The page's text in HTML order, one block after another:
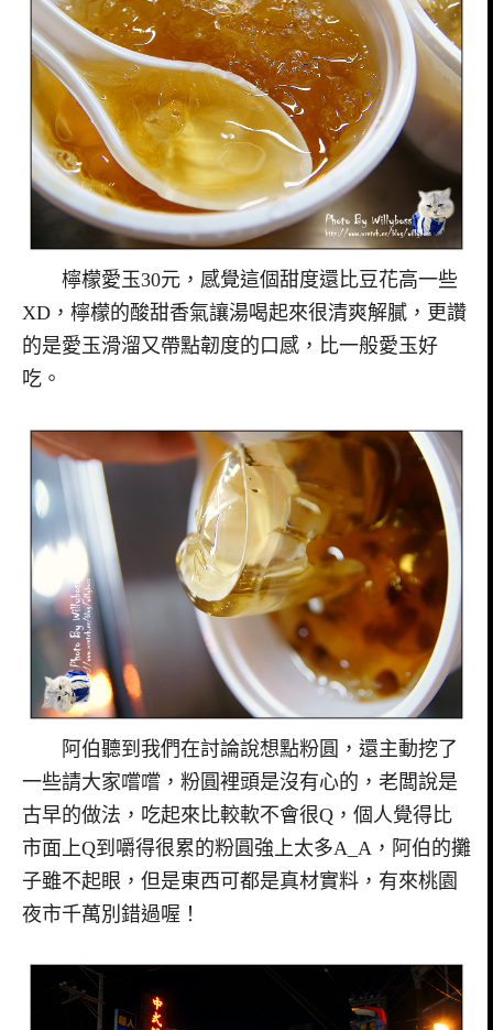
檸檬愛玉30元，感覺這個甜度還比豆花高一些
XD，檸檬的酸甜香氣讓湯喝起來很清爽解膩，更讚
的是愛玉滑溜又帶點韌度的口感，比一般愛玉好
吃。
阿伯聽到我們在討論說想點粉圓，還主動挖了
一些請大家嚐嚐，粉圓裡頭是沒有心的，老闆說是
古早的做法，吃起來比較軟不會很Q，個人覺得比
市面上Q到嚼得很累的粉圓強上太多A_A，阿伯的攤
子雖不起眼，但是東西可都是真材實料，有來桃園
夜市千萬別錯過喔！